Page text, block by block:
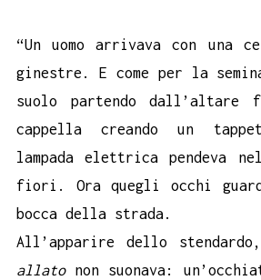
“Un uomo arrivava con
ginestre. E come per la
suolo partendo
cappella creando un
lampada elettrica pendeva
fiori. Ora quegli occhi
bocca della strada.
All’apparire dello
allatonon suonava: